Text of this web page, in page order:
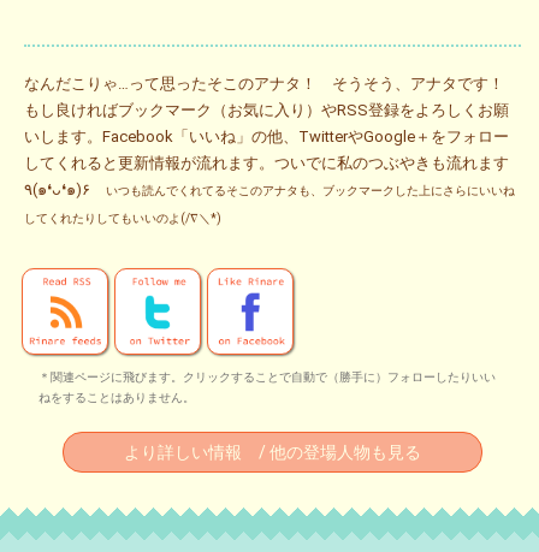
なんだこりゃ…って思ったそこのアナタ！ そうそう、アナタです！
もし良ければブックマーク（お気に入り）やRSS登録をよろしくお願
いします。Facebook「いいね」の他、TwitterやGoogle＋をフォロー
してくれると更新情報が流れます。ついでに私のつぶやきも流れます
٩(๑❛ᴗ❛๑)۶
いつも読んでくれてるそこのアナタも、ブックマークした上にさらにいいね
してくれたりしてもいいのよ(/∇＼*)
＊関連ページに飛びます。クリックすることで自動で（勝手に）フォローしたりいい
ねをすることはありません。
より詳しい情報 / 他の登場人物も見る